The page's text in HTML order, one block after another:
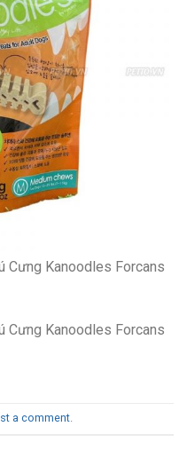
Cưng Kanoodles Forcans
Cưng Kanoodles Forcans
a comment.